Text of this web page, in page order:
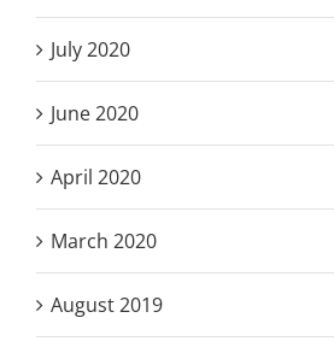
July 2020
June 2020
April 2020
March 2020
August 2019